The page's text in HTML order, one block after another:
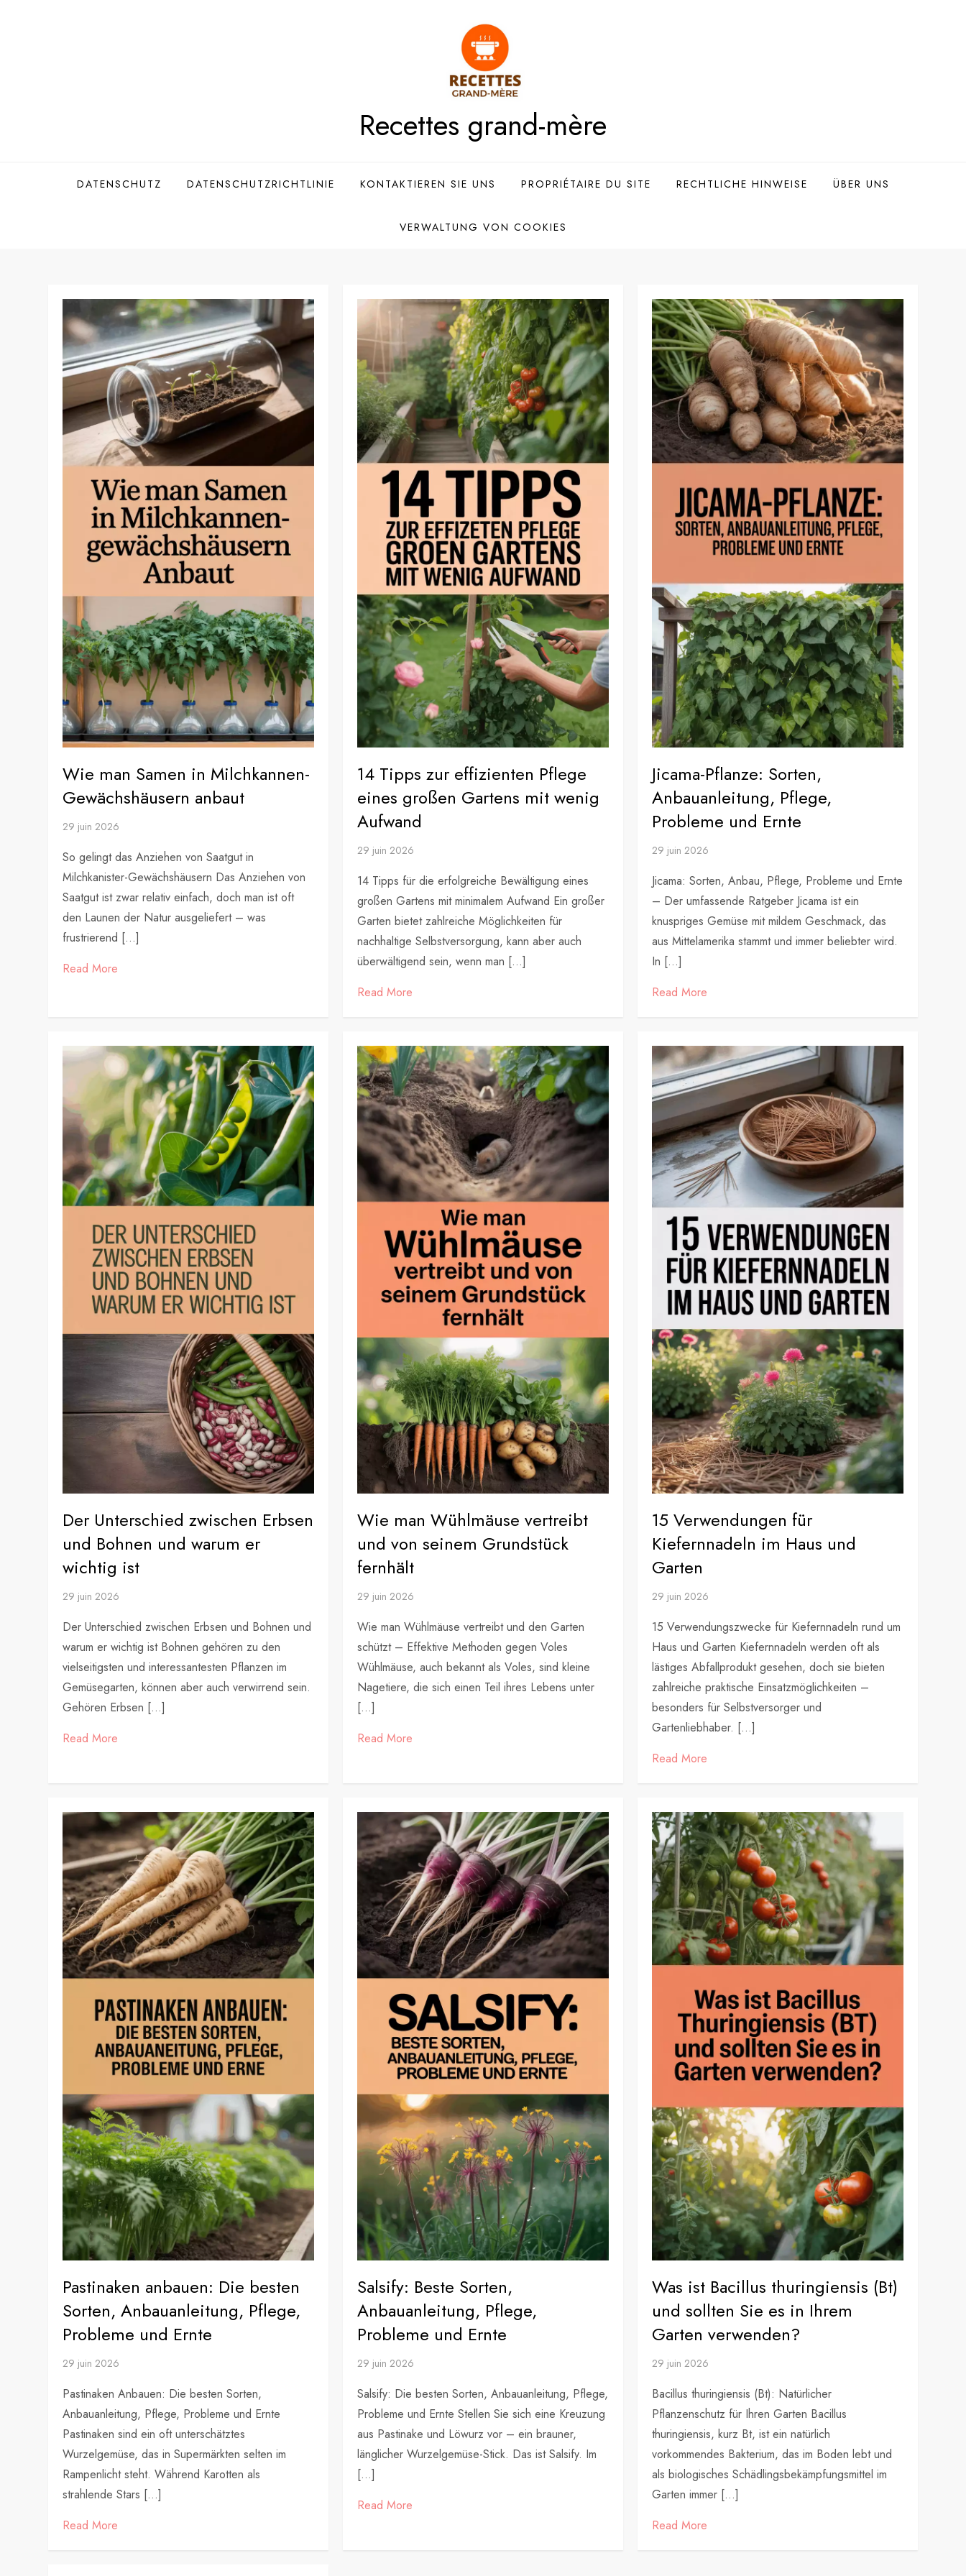
Recettes grand-mère
DATENSCHUTZ DATENSCHUTZRICHTLINIE KONTAKTIEREN SIE UNS PROPRIÉTAIRE DU SITE RECHTLICHE HINWEISE ÜBER UNS
VERWALTUNG VON COOKIES
Wie man Samen in Milchkannen-
Gewächshäusern anbaut
29 juin 2026
So gelingt das Anziehen von Saatgut in
Milchkanister-Gewächshäusern Das Anziehen von
Saatgut ist zwar relativ einfach, doch man ist oft
den Launen der Natur ausgeliefert – was
frustrierend […]
Read More
14 Tipps zur effizienten Pflege
eines großen Gartens mit wenig
Aufwand
29 juin 2026
14 Tipps für die erfolgreiche Bewältigung eines
großen Gartens mit minimalem Aufwand Ein großer
Garten bietet zahlreiche Möglichkeiten für
nachhaltige Selbstversorgung, kann aber auch
überwältigend sein, wenn man […]
Read More
Jicama-Pflanze: Sorten,
Anbauanleitung, Pflege,
Probleme und Ernte
29 juin 2026
Jicama: Sorten, Anbau, Pflege, Probleme und Ernte
– Der umfassende Ratgeber Jicama ist ein
knuspriges Gemüse mit mildem Geschmack, das
aus Mittelamerika stammt und immer beliebter wird.
In […]
Read More
Der Unterschied zwischen Erbsen
und Bohnen und warum er
wichtig ist
29 juin 2026
Der Unterschied zwischen Erbsen und Bohnen und
warum er wichtig ist Bohnen gehören zu den
vielseitigsten und interessantesten Pflanzen im
Gemüsegarten, können aber auch verwirrend sein.
Gehören Erbsen […]
Read More
Wie man Wühlmäuse vertreibt
und von seinem Grundstück
fernhält
29 juin 2026
Wie man Wühlmäuse vertreibt und den Garten
schützt – Effektive Methoden gegen Voles
Wühlmäuse, auch bekannt als Voles, sind kleine
Nagetiere, die sich einen Teil ihres Lebens unter
[…]
Read More
15 Verwendungen für
Kiefernnadeln im Haus und
Garten
29 juin 2026
15 Verwendungszwecke für Kiefernnadeln rund um
Haus und Garten Kiefernnadeln werden oft als
lästiges Abfallprodukt gesehen, doch sie bieten
zahlreiche praktische Einsatzmöglichkeiten –
besonders für Selbstversorger und
Gartenliebhaber. […]
Read More
Pastinaken anbauen: Die besten
Sorten, Anbauanleitung, Pflege,
Probleme und Ernte
29 juin 2026
Pastinaken Anbauen: Die besten Sorten,
Anbauanleitung, Pflege, Probleme und Ernte
Pastinaken sind ein oft unterschätztes
Wurzelgemüse, das in Supermärkten selten im
Rampenlicht steht. Während Karotten als
strahlende Stars […]
Read More
Salsify: Beste Sorten,
Anbauanleitung, Pflege,
Probleme und Ernte
29 juin 2026
Salsify: Die besten Sorten, Anbauanleitung, Pflege,
Probleme und Ernte Stellen Sie sich eine Kreuzung
aus Pastinake und Löwurz vor – ein brauner,
länglicher Wurzelgemüse-Stick. Das ist Salsify. Im
[…]
Read More
Was ist Bacillus thuringiensis (Bt)
und sollten Sie es in Ihrem
Garten verwenden?
29 juin 2026
Bacillus thuringiensis (Bt): Natürlicher
Pflanzenschutz für Ihren Garten Bacillus
thuringiensis, kurz Bt, ist ein natürlich
vorkommendes Bakterium, das im Boden lebt und
als biologisches Schädlingsbekämpfungsmittel im
Garten immer […]
Read More